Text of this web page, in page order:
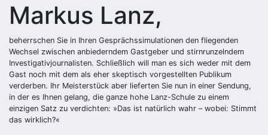
Markus Lanz,
beherrschen Sie in Ihren Gesprächssimulationen den fliegenden
Wechsel zwischen anbiederndem Gastgeber und stirnrunzelndem
Investigativjournalisten. Schließlich will man es sich weder mit dem
Gast noch mit dem als eher skeptisch vorgestellten Publikum
verderben. Ihr Meisterstück aber lieferten Sie nun in einer Sendung,
in der es Ihnen gelang, die ganze hohe Lanz-Schule zu einem
einzigen Satz zu verdichten: »Das ist natürlich wahr – wobei: Stimmt
das wirklich?«